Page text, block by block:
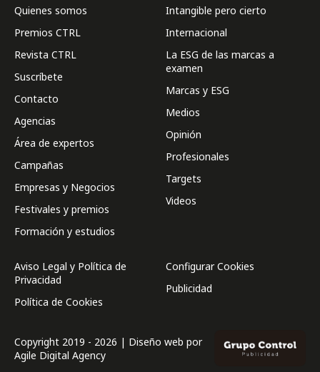
Quienes somos
Premios CTRL
Revista CTRL
Suscríbete
Contacto
Agencias
Área de expertos
Campañas
Empresas y Negocios
Festivales y premios
Formación y estudios
Intangible pero cierto
Internacional
La ESG de las marcas a
examen
Marcas y ESG
Medios
Opinión
Profesionales
Targets
Videos
Aviso Legal y Política de
Privacidad
Política de Cookies
Configurar Cookies
Publicidad
Copyright 2019 - 2026 | Diseño web por
Agile Digital Agency